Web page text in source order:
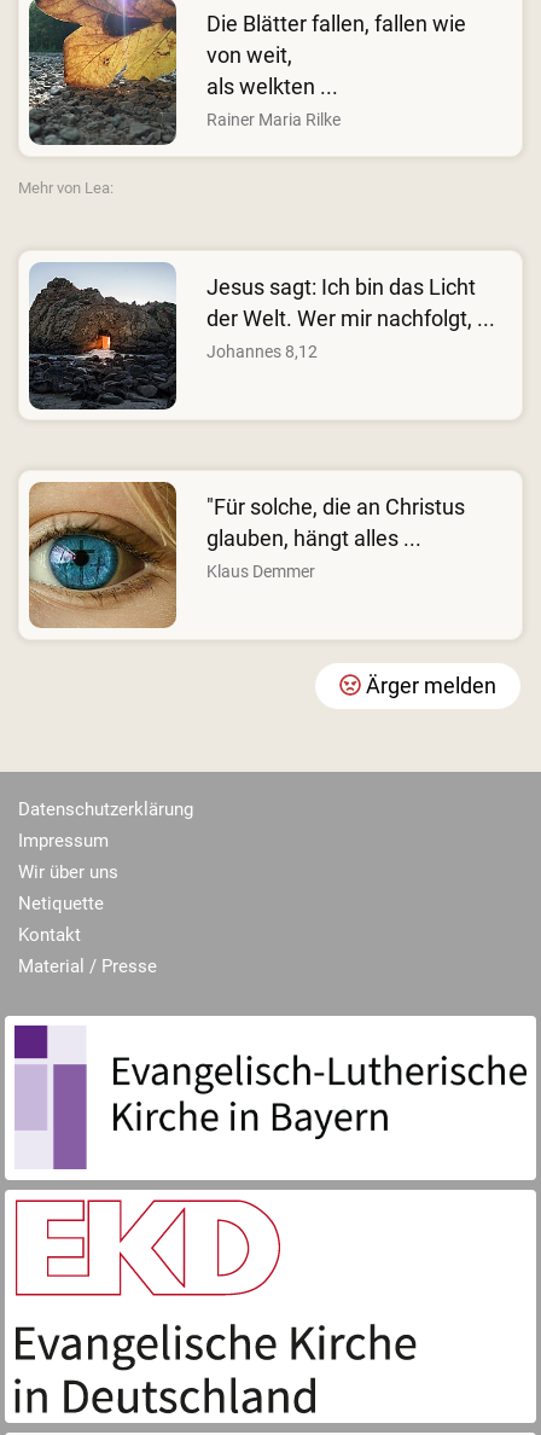
Die Blätter fallen, fallen wie
von weit,
als welkten ...
Rainer Maria Rilke
Mehr von Lea:
Jesus sagt: Ich bin das Licht
der Welt. Wer mir nachfolgt, ...
Johannes 8,12
"Für solche, die an Christus
glauben, hängt alles ...
Klaus Demmer
Ärger melden
Datenschutzerklärung
Impressum
Wir über uns
Netiquette
Kontakt
Material / Presse